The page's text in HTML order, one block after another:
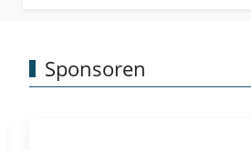
Sponsoren